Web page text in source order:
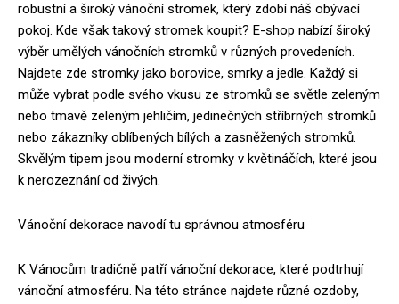
robustní a široký vánoční stromek, který zdobí náš obývací
pokoj. Kde však takový stromek koupit? E-shop nabízí široký
výběr umělých vánočních stromků v různých provedeních.
Najdete zde stromky jako borovice, smrky a jedle. Každý si
může vybrat podle svého vkusu ze stromků se světle zeleným
nebo tmavě zeleným jehličím, jedinečných stříbrných stromků
nebo zákazníky oblíbených bílých a zasněžených stromků.
Skvělým tipem jsou moderní stromky v květináčích, které jsou
k nerozeznání od živých.
Vánoční dekorace navodí tu správnou atmosféru
K Vánocům tradičně patří vánoční dekorace, které podtrhují
vánoční atmosféru. Na této stránce najdete různé ozdoby,